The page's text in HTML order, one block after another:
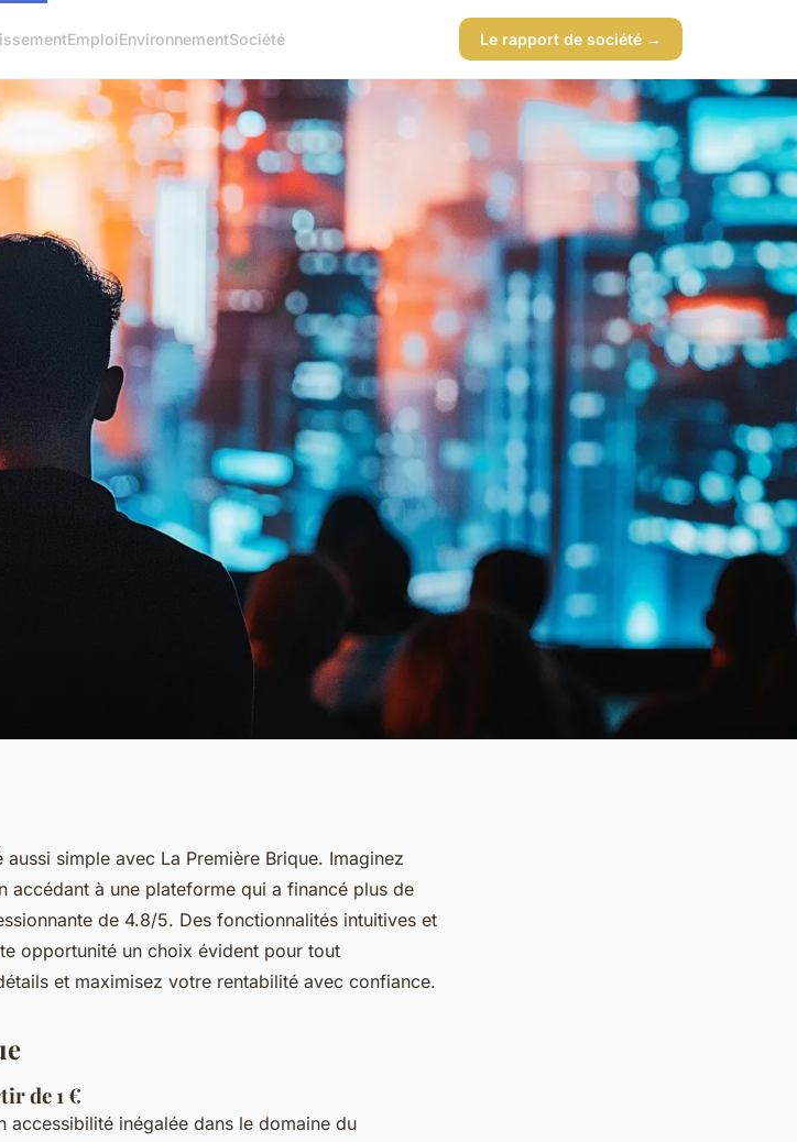
EmploiEnvironnementSociété Le rapport de société →
simple avec La Première Brique. Imaginez
accédant à une plateforme qui a financé plus de
de 4.8/5. Des fonctionnalités intuitives et
opportunité un choix évident pour tout
et maximisez votre rentabilité avec confiance.
de 1 €
accessibilité inégalée dans le domaine du